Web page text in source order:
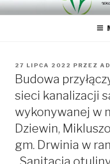
Przejdź
do
"EKO-
"EKO-DRWINIA" Sp. z o.o.
OPUBLIKOWANE
W
27 LIPCA 2022 PRZEZ
Budowa
sieci kanalizacji
wykonywanej w
Dziewin,
gm. Drwinia w